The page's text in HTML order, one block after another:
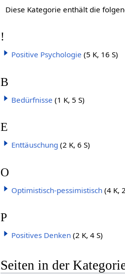
Diese Kategorie enthält die
!
Positive Psychologie (5 K, 16 S)
B
Bedürfnisse (1 K, 5 S)
E
Enttäuschung (2 K, 6 S)
O
Optimistisch-pessimistisch (4 K,
P
Positives Denken (2 K, 4 S)
Seiten in der